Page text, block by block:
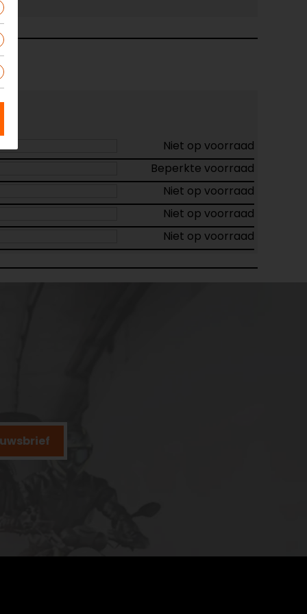
Niet op voorraad
Beperkte voorraad
Niet op voorraad
Niet op voorraad
Niet op voorraad